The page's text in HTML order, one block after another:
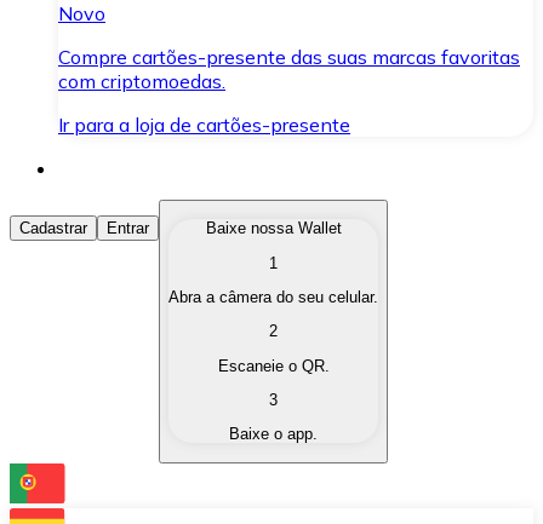
Novo
Compre cartões-presente das suas marcas favoritas
com criptomoedas.
Ir para a loja de cartões-presente
Comprar Criptomoedas
Compre as criptomoedas de seu interesse de forma
Converta suas criptomoedas em moeda fiduciária
Troque uma criptomoeda por outra
Cadastrar Entrar
Baixe nossa Wallet
1
Abra a câmera do seu celular.
2
Escaneie o QR.
3
Baixe o app.